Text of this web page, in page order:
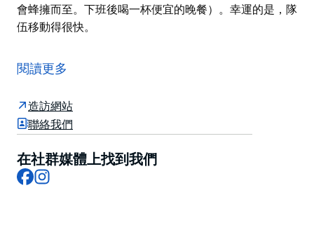
會蜂擁而至。下班後喝一杯便宜的晚餐）。幸運的是，隊
伍移動得很快。
吃的路邊攤命名，已成為悉尼餐飲界的主食，這在很大程
度上要歸功於其如今聞名的鬆軟片狀印度煎餅。
但一定要和一群人一起去——其他菜單項目同樣味道鮮
美，非常適合分享，包括ayam goreng（馬來西亞風味
炸雞）和kari ikam（一種用新鮮番茄、秋葵和辣椒烹製
而成的濃郁咖哩魚）。茄子）到火焰烤沙爹和椰漿飯（馬
來西亞的“國菜”——椰子飯搭配參巴醬、花生、脆鳳尾
閱讀更多
造訪網站
聯絡我們
在社群媒體上找到我們
Facebook